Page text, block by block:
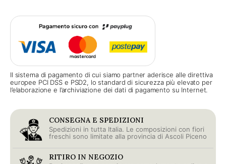
Il sistema di pagamento di cui siamo partner aderisce alle direttiva
europee PCI DSS e PSD2, lo standard di sicurezza più elevato per
l’elaborazione e l’archiviazione dei dati di pagamento su Internet.
CONSEGNA E SPEDIZIONI
Spedizioni in tutta Italia. Le composizioni con fiori
freschi sono limitate alla provincia di Ascoli Piceno
RITIRO IN NEGOZIO